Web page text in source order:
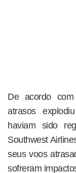
De acordo
atrasos
haviam sido
Southwest
seus voos
sofreram